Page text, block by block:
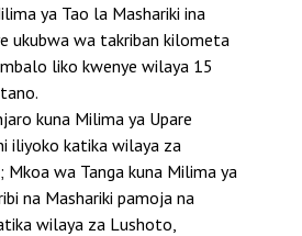
ya Tao la Mashariki ina
ukubwa wa takriban kilometa
liko kwenye wilaya 15
kuna Milima ya Upare
iliyoko katika wilaya za
Mkoa wa Tanga kuna Milima ya
na Mashariki pamoja na
wilaya za Lushoto,